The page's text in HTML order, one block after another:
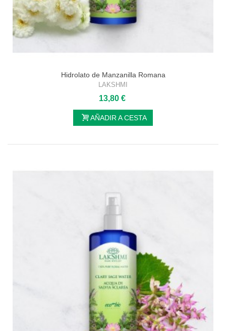
Hidrolato de Manzanilla Romana
LAKSHMI
13,80 €
AÑADIR A CESTA